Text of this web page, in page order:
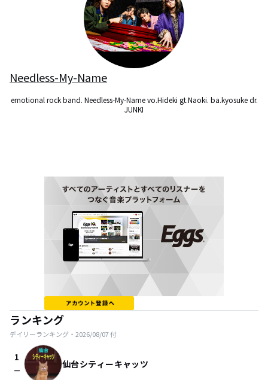
Needless-My-Name
emotional rock band. Needless-My-Name vo.Hideki gt.Naoki. ba.kyosuke dr.
JUNKI
ランキング
デイリーランキング・ 2026/08/07付
1
check_indeterminate_small 仙台シティーキャッツ